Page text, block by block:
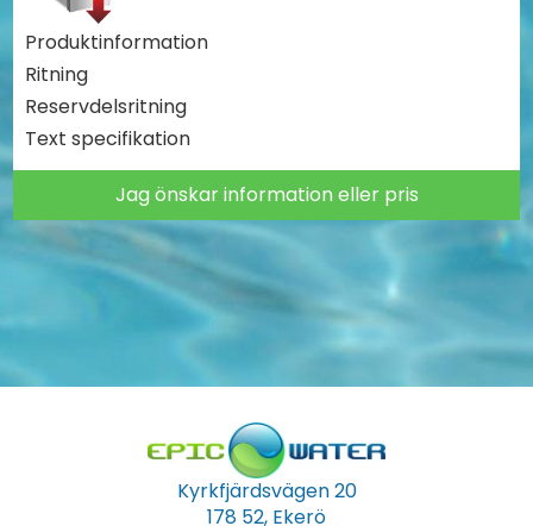
Produktinformation
Ritning
Reservdelsritning
Text specifikation
Jag önskar information eller pris
Kyrkfjärdsvägen 20
178 52, Ekerö